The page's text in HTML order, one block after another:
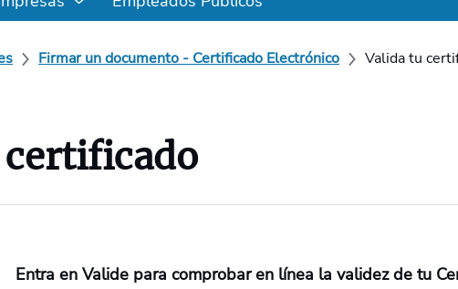
Firmar un documento - Certificado Electrónico Valida tu
Entra en Valide para comprobar en línea la validez de tu